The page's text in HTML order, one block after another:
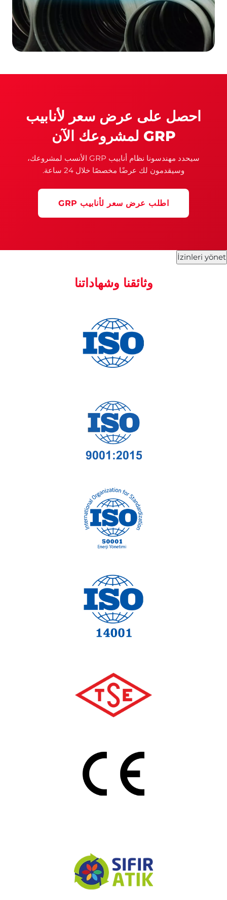
احصل على عرض سعر لأنابيب
GRP لمشروعك الآن
سيحدد مهندسونا نظام أنابيب GRP الأنسب لمشروعك،
وسيقدمون لك عرضًا مخصصًا خلال 24 ساعة.
اطلب عرض سعر لأنابيب GRP
İzinleri yönet
وثائقنا وشهاداتنا